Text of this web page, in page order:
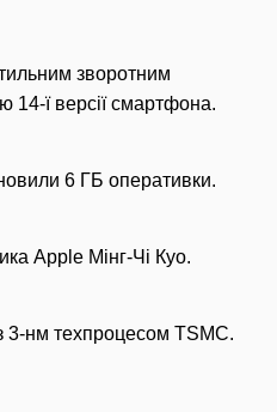
зворотним
14-ї версії смартфона.
6 ГБ оперативки.
Apple Мінг-Чі Куо.
3-нм техпроцесом TSMC.